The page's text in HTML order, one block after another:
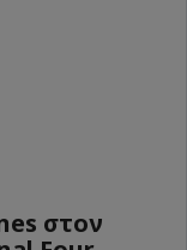
στον